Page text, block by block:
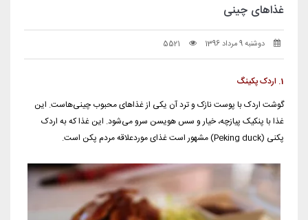
غذاهای چینی
دوشنبه 9 مرداد 1396 5521
1. اردک پکینگ
گوشت اردک با پوست نازک و ترد آن یکی از غذاهای محبوب چینی‌هاست. این
غذا با پنکیک پیازچه، خیار و سس هویسن سرو می‌شود. این غذا که به اردک
پکنی (Peking duck) مشهور است غذای موردعلاقه مردم پکن است.